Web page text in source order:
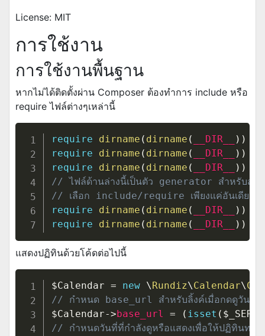
License: MIT
การใช้งาน
การใช้งานพื้นฐาน
หากไม่ได้ติดตั้งผ่าน Composer ต้องทำการ include หรือ
require ไฟล์ต่างๆเหล่านี้
require dirname ( dirname ( __DIR__ ) )
require
dirname ( dirname ( __DIR__ ) )
require
dirname ( dirname ( __DIR__ ) )
// ไฟล์ด้านล่างนี้เป็นตัว generator สำหรับสร้า
// เลือก include/require เพียงแค่อันเดียวก็
require
dirname ( dirname ( __DIR__ ) )
require
dirname ( dirname ( __DIR__ ) )
แสดงปฏิทินด้วยโค้ดต่อไปนี้
$Calendar = new \Rundiz\Calendar\
// กำหนด base_url สำหรับลิ้งค์เมื่อกดดูวัน/เดื
$Calendar->base_url = ( isset (
// กำหนดวันที่ที่กำลังดูหรือแสดงเพื่อให้ปฏิทินทรา